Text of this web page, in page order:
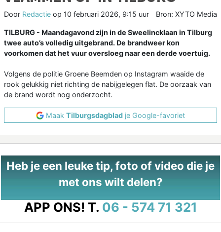
Door Redactie op 10 februari 2026, 9:15 uur Bron: XYTO Media
TILBURG - Maandagavond zijn in de Sweelincklaan in Tilburg
twee auto’s volledig uitgebrand. De brandweer kon
voorkomen dat het vuur oversloeg naar een derde voertuig.
Volgens de politie Groene Beemden op Instagram waaide de
rook gelukkig niet richting de nabijgelegen flat. De oorzaak van
de brand wordt nog onderzocht.
Maak Tilburgsdagblad je Google-favoriet
Heb je een leuke tip, foto of video die je
met ons wilt delen?
APP ONS! T. 06 - 574 71 321